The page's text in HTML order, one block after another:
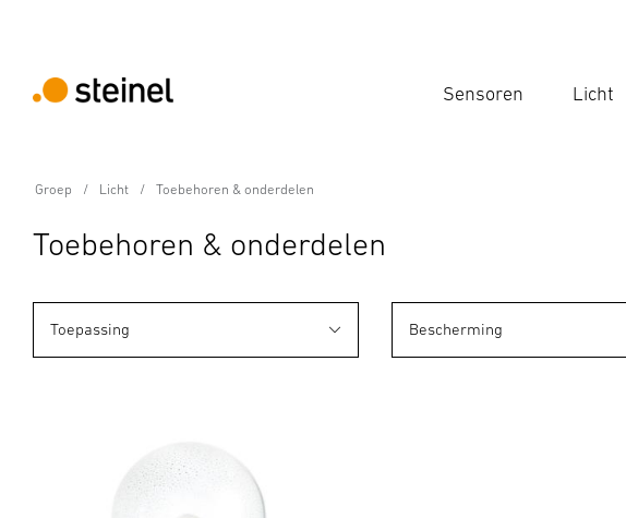
Sensoren Licht
Groep Licht Toebehoren & onderdelen
Toebehoren & onderdelen
Toepassing Bescherming